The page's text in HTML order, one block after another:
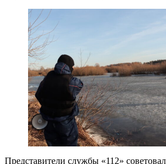
Представители службы «112»